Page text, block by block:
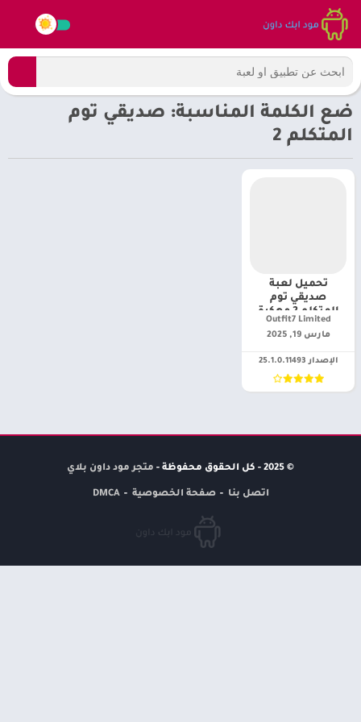
ضع الكلمة المناسبة: صديقي توم
المتكلم 2
تحميل لعبة
صديقي توم
المتكلم 2 مهكرة
اخر اصدار 2025]
Outfit7 Limited‏
مارس 19, 2025
الإصدار 25.1.0.11493
© 2025 - كل الحقوق محفوظة - متجر مود داون بلاي
اتصل بنا صفحة الخصوصية DMCA